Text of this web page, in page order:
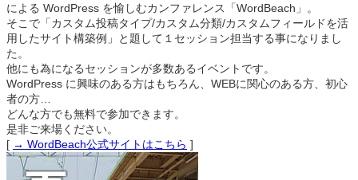
による WordPress を愉しむカンファレンス「WordBeach」。
そこで「カスタム投稿タイプ/カスタム分類/カスタムフィールドを活
用したサイト構築例」と題して１セッション担当する事になりまし
た。
他にも為になるセッションが多数あるイベントです。
WordPress に興味のある方はもちろん、WEBに関心のある方、初心
者の方…
どんな方でも無料で参加できます。
是非ご来場ください。
[ → WordBeach公式サイトはこちら ]